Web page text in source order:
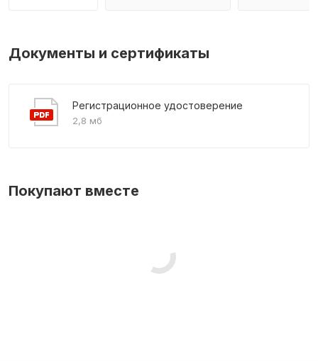
Документы и сертификаты
Регистрационное удостоверение
2,8 мб
Покупают вместе